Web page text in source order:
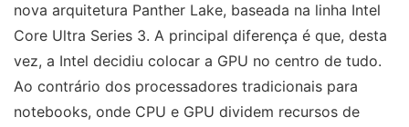
nova arquitetura Panther Lake, baseada na linha Intel
Core Ultra Series 3. A principal diferença é que, desta
vez, a Intel decidiu colocar a GPU no centro de tudo.
Ao contrário dos processadores tradicionais para
notebooks, onde CPU e GPU dividem recursos de